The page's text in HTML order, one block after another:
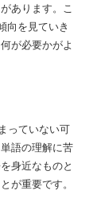
あります。こ
向を見ていき
が必要かがよ
っていない可
語の理解に苦
身近なものと
が重要です。